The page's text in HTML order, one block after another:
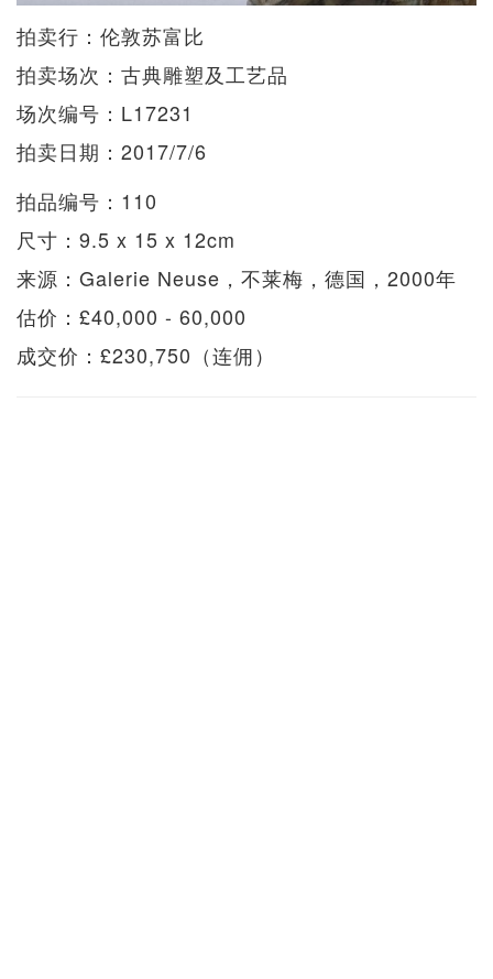
拍卖行：伦敦苏富比
拍卖场次：古典雕塑及工艺品
场次编号：L17231
拍卖日期：2017/7/6
拍品编号：110
尺寸：9.5 x 15 x 12cm
来源：Galerie Neuse，不莱梅，德国，2000年
估价：£40,000 - 60,000
成交价：£230,750（连佣）